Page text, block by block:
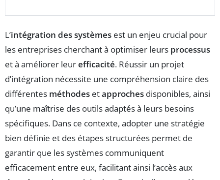
L’intégration des systèmes est un enjeu crucial pour
les entreprises cherchant à optimiser leurs processus
et à améliorer leurefficacité. Réussir un projet
d’intégration nécessite une compréhension claire des
différentes méthodes etapproches disponibles, ainsi
qu’une maîtrise des outils adaptés à leurs besoins
spécifiques. Dans ce contexte, adopter une stratégie
bien définie et des étapes structurées permet de
garantir que les systèmes communiquent
efficacement entre eux, facilitant ainsi l’accès aux